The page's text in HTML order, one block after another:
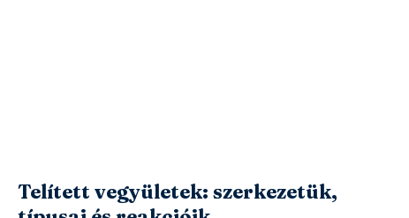
Telített vegyületek: szerkezetük,